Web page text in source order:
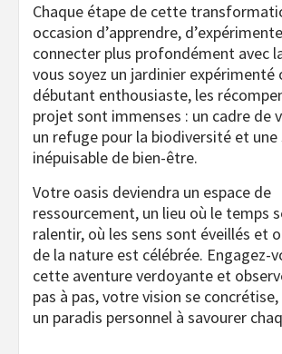
Chaque étape de cette
occasion d’apprendre,
connecter plus profondément avec
vous soyez un jardinier expérimenté
débutant enthousiaste, les
projet sont immenses : un cadre de
un refuge pour la biodiversité et une
inépuisable de bien-être.
Votre oasis deviendra un espace de
ressourcement, un lieu où le temps
ralentir, où les sens sont éveillés et
de la nature est célébrée. Engagez-
cette aventure verdoyante et
pas à pas, votre vision se
un paradis personnel à savourer